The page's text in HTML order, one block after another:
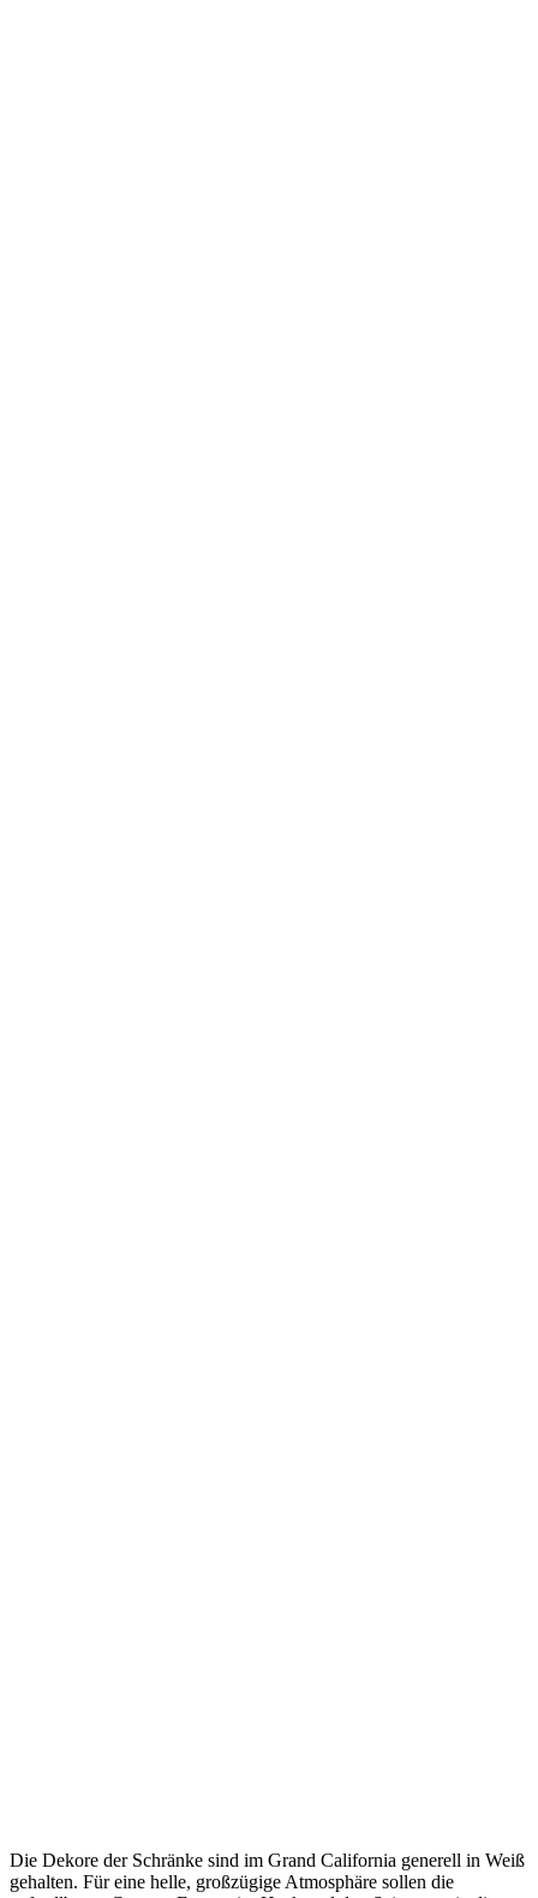
Die Dekore der Schränke sind im Grand California generell in Weiß
gehalten. Für eine helle, großzügige Atmosphäre sollen die